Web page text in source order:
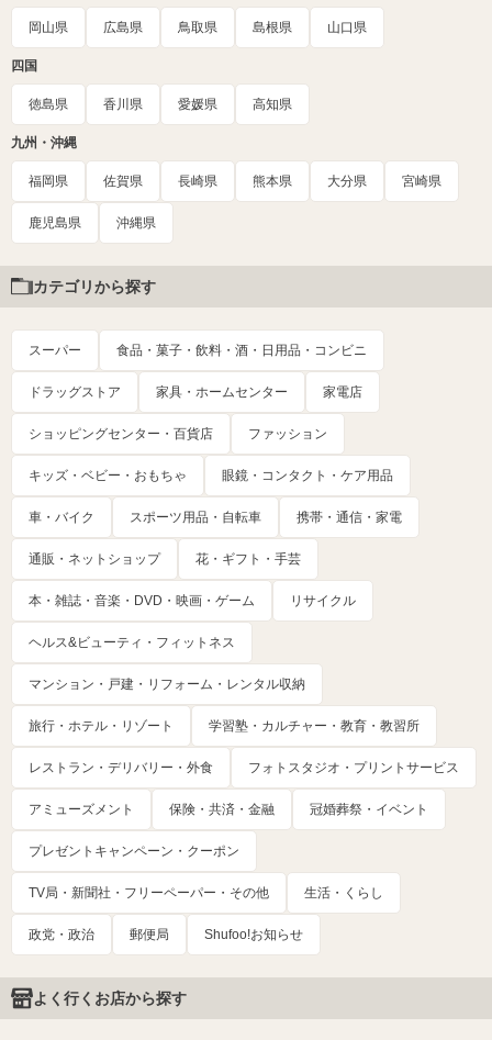
岡山県 広島県 鳥取県 島根県 山口県
四国
徳島県 香川県 愛媛県 高知県
九州・沖縄
福岡県 佐賀県 長崎県 熊本県 大分県 宮崎県
鹿児島県 沖縄県
カテゴリから探す
スーパー 食品・菓子・飲料・酒・日用品・コンビニ
ドラッグストア 家具・ホームセンター 家電店
ショッピングセンター・百貨店 ファッション
キッズ・ベビー・おもちゃ 眼鏡・コンタクト・ケア用品
車・バイク スポーツ用品・自転車 携帯・通信・家電
通販・ネットショップ 花・ギフト・手芸
本・雑誌・音楽・DVD・映画・ゲーム リサイクル
ヘルス&ビューティ・フィットネス
マンション・戸建・リフォーム・レンタル収納
旅行・ホテル・リゾート 学習塾・カルチャー・教育・教習所
レストラン・デリバリー・外食 フォトスタジオ・プリントサービス
アミューズメント 保険・共済・金融 冠婚葬祭・イベント
プレゼントキャンペーン・クーポン
TV局・新聞社・フリーペーパー・その他 生活・くらし
政党・政治 郵便局 Shufoo!お知らせ
よく行くお店から探す